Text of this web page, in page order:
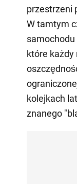
przestrzeni
W tamtym
samochodu
które każdy
kolejkach
znanego